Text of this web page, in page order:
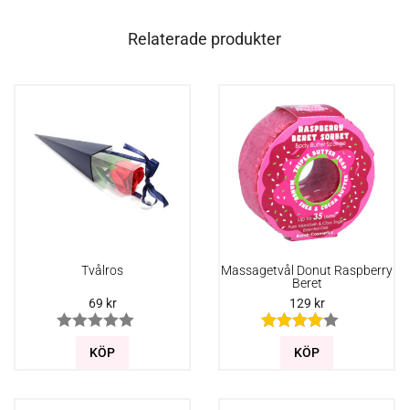
havsglittrande grönt och briljant ljus blått sköljer över havets
vatten. Andas in en fräsch marin doft med akvatiska
fräscha upp din hud! Användningsanvisningar: Släpp ner i ett
varmt bad och se när din Bath Blaster brusar bort och släpper ut
färger, doft och rena eteriska oljor!
Relaterade produkter
Tvålros
69 kr
KÖP
Massagetvål Donut Raspberry
Beret
129 kr
KÖP